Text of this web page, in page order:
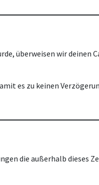
überweisen wir deinen
es zu keinen
die außerhalb dieses